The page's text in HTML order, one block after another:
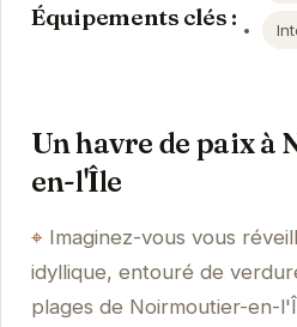
Équipements clés :
Un havre de paix
en-l'Île
Imaginez-vous vous
idyllique, entouré de
plages de Noirmoutier-en-